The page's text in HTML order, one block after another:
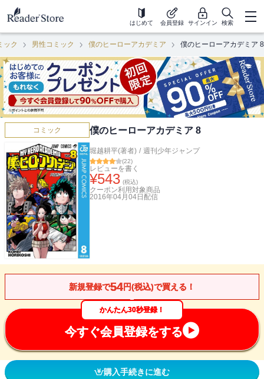
はじめて 会員登録 サインイン 検索
ック 男性コミック 僕のヒーローアカデミア 僕のヒーローアカデミア 8
コミック 僕のヒーローアカデミア 8
堀越耕平(著者) / 週刊少年ジャンプ
(22)
レビューを書く
¥543 (税込)
クーポン利用対象商品
2016年04月04日 配信
新規登録で54円(税込)で買える！
かんたん30秒登録！
今すぐ会員登録をする
購入手続きに進む